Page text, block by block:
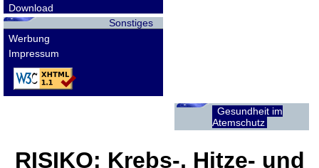
Download
Sonstiges
Werbung
Impressum
Gesundheit im
Atemschutz
RISIKO: Krebs-, Hitze- und